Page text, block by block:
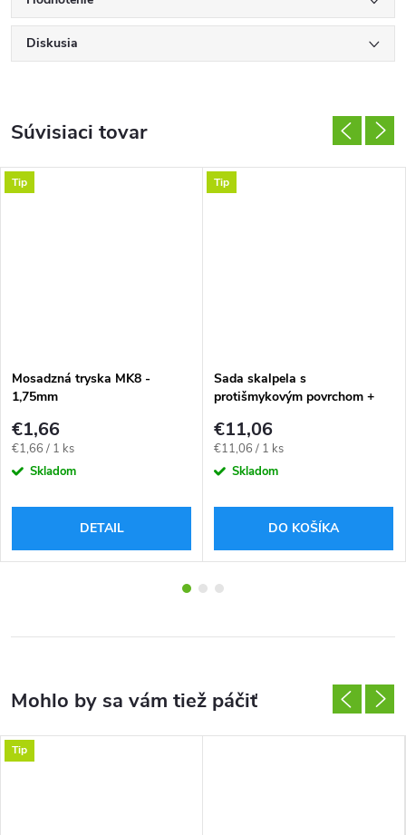
Diskusia
Súvisiaci tovar
Tip
Mosadzná tryska MK8 -
1,75mm
€1,66
Jednotková
cena:
€1,66 / 1 ks
Skladom
DETAIL
Tip
Sada skalpela s
protišmykovým povrchom +
€11,06
Jednotková
cena:
€11,06 / 1 ks
Skladom
DO KOŠÍKA
Tip